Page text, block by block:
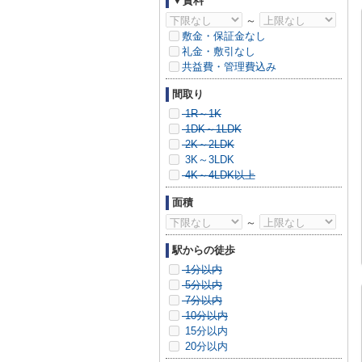
～
敷金・保証金なし
礼金・敷引なし
共益費・管理費込み
間取り
1R～1K
1DK～1LDK
2K～2LDK
3K～3LDK
4K～4LDK以上
面積
～
駅からの徒歩
1分以内
5分以内
7分以内
10分以内
15分以内
20分以内